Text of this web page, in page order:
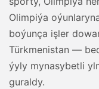
Olimpiýa
boýunça işler
Türkmenistan —
ýyly mynasybetli
guraldy.